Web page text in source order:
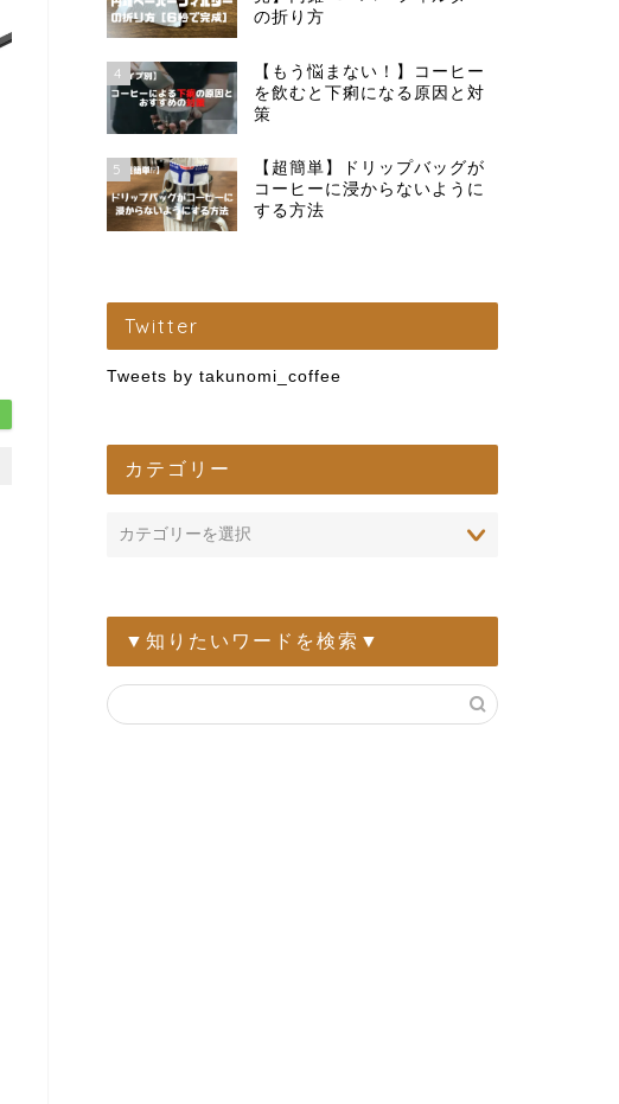
の折り方
4
【もう悩まない！】コーヒー
を飲むと下痢になる原因と対
策
5
【超簡単】ドリップバッグが
コーヒーに浸からないように
する方法
Twitter
Tweets by takunomi_coffee
カテゴリー
▼知りたいワードを検索▼